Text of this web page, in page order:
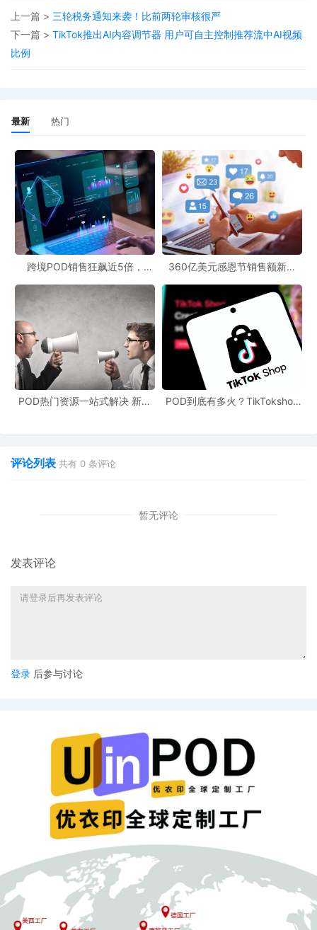
上一篇 > 三轮税务通知来袭！比前两轮审核很严
下一篇 > TikTok推出AI内容调节器 用户可自主控制推荐流中AI视频
比例
最新 热门
跨境POD销售狂飙近5倍，
360亿美元感恩节销售额新纪
新风潮！
POD热门资源一站式解决 新手
POD到底有多火？TikTokshop
评论列表 共有 0 条评论
暂无评论
发表评论
登录 后参与讨论